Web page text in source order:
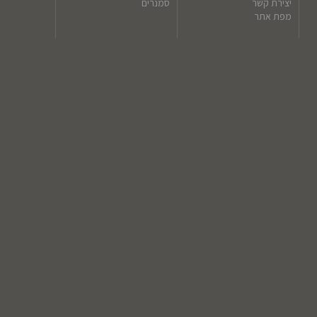
יצירת קשר
מפת אתר
סמנרים